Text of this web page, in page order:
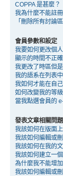
COPPA 是甚麼？
我為什麼不能註冊
「刪除所有討論
會員參數和設定
我要如何更改個
顯示的時間不正確
我更改了時區但
我的語系在列表中
我如何才能在自
如何改變我的等級
當我點選會員的
發表文章相關問題
我該如何在版面
我該如何編輯或
我該如何在我的
我該如何建立一
為什麼我不能增
我該如何編輯或